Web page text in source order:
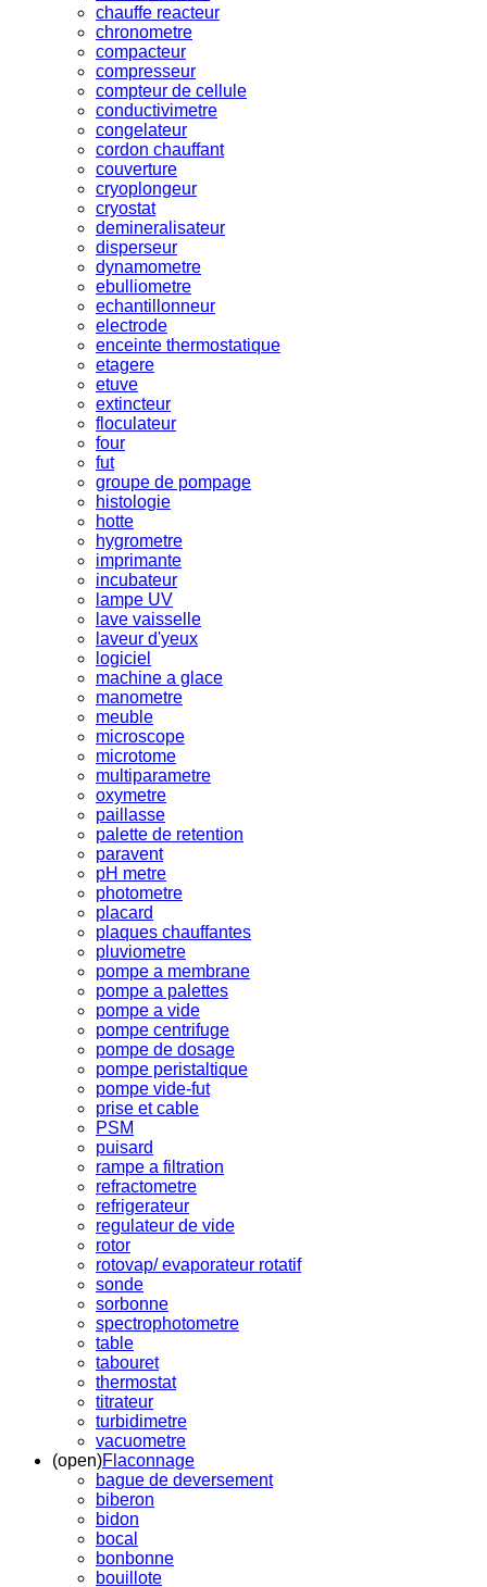
chauffe reacteur
chronometre
compacteur
compresseur
compteur de cellule
conductivimetre
congelateur
cordon chauffant
couverture
cryoplongeur
cryostat
demineralisateur
disperseur
dynamometre
ebulliometre
echantillonneur
electrode
enceinte thermostatique
etagere
etuve
extincteur
floculateur
four
fut
groupe de pompage
histologie
hotte
hygrometre
imprimante
incubateur
lampe UV
lave vaisselle
laveur d'yeux
logiciel
machine a glace
manometre
meuble
microscope
microtome
multiparametre
oxymetre
paillasse
palette de retention
paravent
pH metre
photometre
placard
plaques chauffantes
pluviometre
pompe a membrane
pompe a palettes
pompe a vide
pompe centrifuge
pompe de dosage
pompe peristaltique
pompe vide-fut
prise et cable
PSM
puisard
rampe a filtration
refractometre
refrigerateur
regulateur de vide
rotor
rotovap/ evaporateur rotatif
sonde
sorbonne
spectrophotometre
table
tabouret
thermostat
titrateur
turbidimetre
vacuometre
(open)Flaconnage
bague de deversement
biberon
bidon
bocal
bonbonne
bouillote